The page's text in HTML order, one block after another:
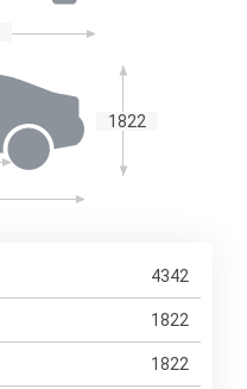
1822
4342
1822
1822